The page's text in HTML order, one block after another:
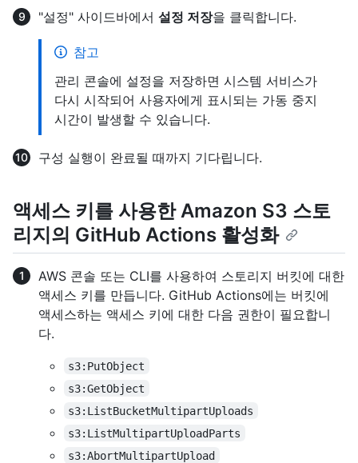
"설정" 사이드바에서 설정 저장을 클릭합니다.
참고
관리 콘솔에 설정을 저장하면 시스템 서비스가
다시 시작되어 사용자에게 표시되는 가동 중지
시간이 발생할 수 있습니다.
구성 실행이 완료될 때까지 기다립니다.
액세스 키를 사용한 Amazon S3 스토
리지의 GitHub Actions 활성화
AWS 콘솔 또는 CLI를 사용하여 스토리지 버킷에 대한
액세스 키를 만듭니다. GitHub Actions에는 버킷에
액세스하는 액세스 키에 대한 다음 권한이 필요합니
다.
s3:PutObject
s3:GetObject
s3:ListBucketMultipartUploads
s3:ListMultipartUploadParts
s3:AbortMultipartUpload